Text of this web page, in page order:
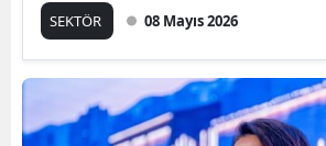
SEKTÖR 08 Mayıs 2026